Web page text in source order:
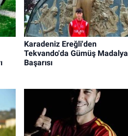
Karadeniz Ereğli'den
Tekvando'da Gümüş Madalya
Başarısı